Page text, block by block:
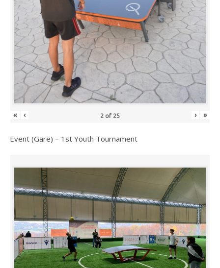
« ‹ 2 of 25 › »
Event (Garë) – 1st Youth Tournament